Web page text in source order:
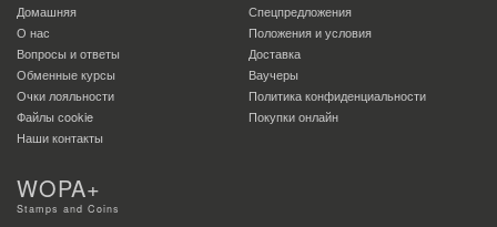
Домашняя
Спецпредложения
О нас
Положения и условия
Вопросы и ответы
Доставка
Обменные курсы
Ваучеры
Очки лояльности
Политика конфиденциальности
Файлы сookie
Покупки онлайн
Наши контакты
WOPA+
Stamps and Coins